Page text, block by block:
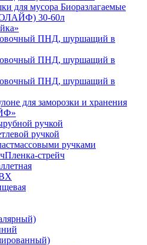
для мусора Биоразлагаемые
30-60л
ПНД, шуршащий в
ПНД, шуршащий в
ПНД, шуршащий в
для заморозки и хранения
ручкой
ручкой
ручками
Пленка-стрейч